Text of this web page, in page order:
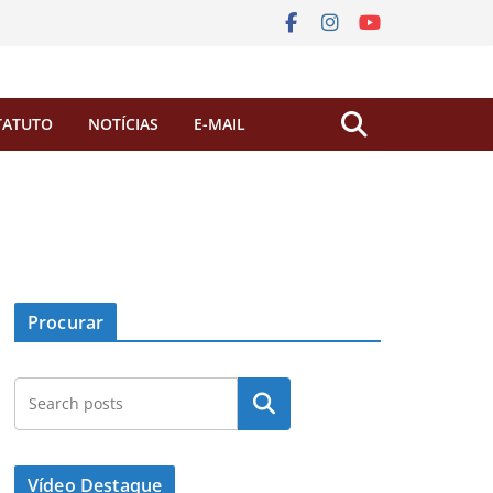
NOTÍCIAS E-MAIL
Procurar
Pesquisar
Vídeo Destaque